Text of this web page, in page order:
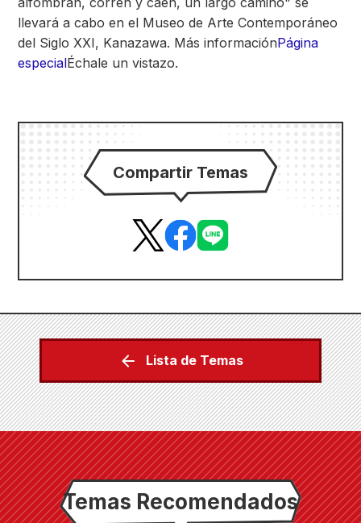
llevará a cabo en el Museo de Arte Contemporáneo
del Siglo XXI, Kanazawa. Más informaciónPágina
especialÉchale un vistazo.
Compartir Temas
Lista de Temas
Temas Recomendados